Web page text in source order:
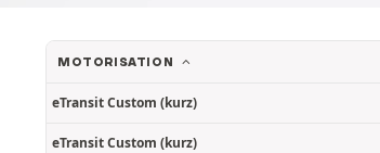
MOTORISATION
eTransit Custom (kurz)
eTransit Custom (kurz)